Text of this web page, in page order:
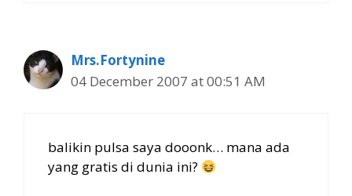
Mrs.Fortynine
04 December 2007 at 00:51 AM
balikin pulsa saya dooonk… mana ada
yang gratis di dunia ini?